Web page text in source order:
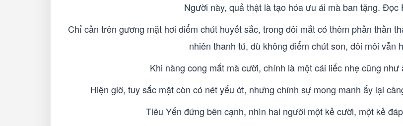
Người này, quả thật là tạo hóa ưu ái mà ban tặng. Đọc
Chỉ cần trên gương mặt hơi điểm chút huyết sắc, trong đôi mắt có thêm phần thần
nhiên thanh tú, dù không điểm chút son, đôi môi vẫn
Khi nàng cong mắt mà cười, chính là một cái liếc nhẹ cũng
Hiện giờ, tuy sắc mặt còn có nét yếu ớt, nhưng chính sự mong manh ấy lại
Tiêu Yến đứng bên cạnh, nhìn hai người một kẻ cười, một kẻ